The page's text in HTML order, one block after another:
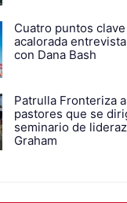
Cuatro puntos
acalorada
con Dana Bash
Patrulla Fronteriza
pastores que se
seminario de
Graham